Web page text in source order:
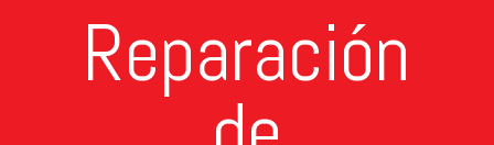
Reparación